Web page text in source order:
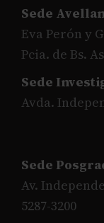
Sede
Eva Perón y
Pcia. de Bs.
Sede
Avda.
Sede
Av.
5287-3200